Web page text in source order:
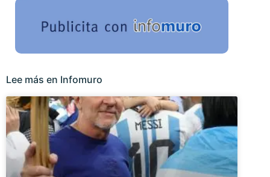
Lee más en Infomuro